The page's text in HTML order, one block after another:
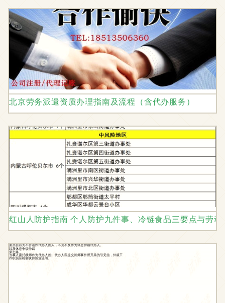
北京劳务派遣资质办理指南及流程（含代办服务）
红山人防护指南 个人防护九件事、冷链食品三要点与劳